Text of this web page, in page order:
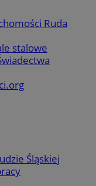
Ruda
stalowe
Śląskiej